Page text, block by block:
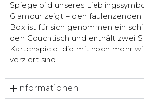
Spiegelbild unseres
Glamour zeigt – den
Box ist für sich genommen ein
den Couchtisch und enthält zwei
Kartenspiele, die mit noch mehr
verziert sind.
Informationen